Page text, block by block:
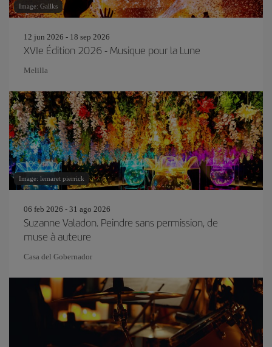
Image: Gallks
12 jun 2026 - 18 sep 2026
XVIe Édition 2026 - Musique pour la Lune
Melilla
Image: lemaret pierrick
06 feb 2026 - 31 ago 2026
Suzanne Valadon. Peindre sans permission, de
muse à auteure
Casa del Gobernador